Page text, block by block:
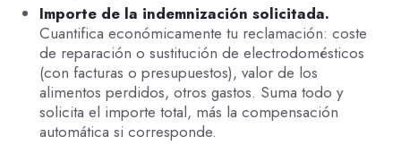
Importe de la indemnización solicitada.
Cuantifica económicamente tu reclamación: coste
de reparación o sustitución de electrodomésticos
(con facturas o presupuestos), valor de los
alimentos perdidos, otros gastos. Suma todo y
solicita el importe total, más la compensación
automática si corresponde.